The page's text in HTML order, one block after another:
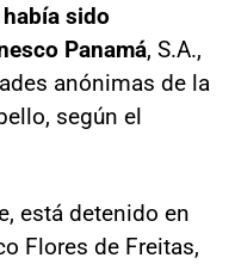
sido
Panamá, S.A.,
anónimas de la
según el
está detenido en
Flores de Freitas,